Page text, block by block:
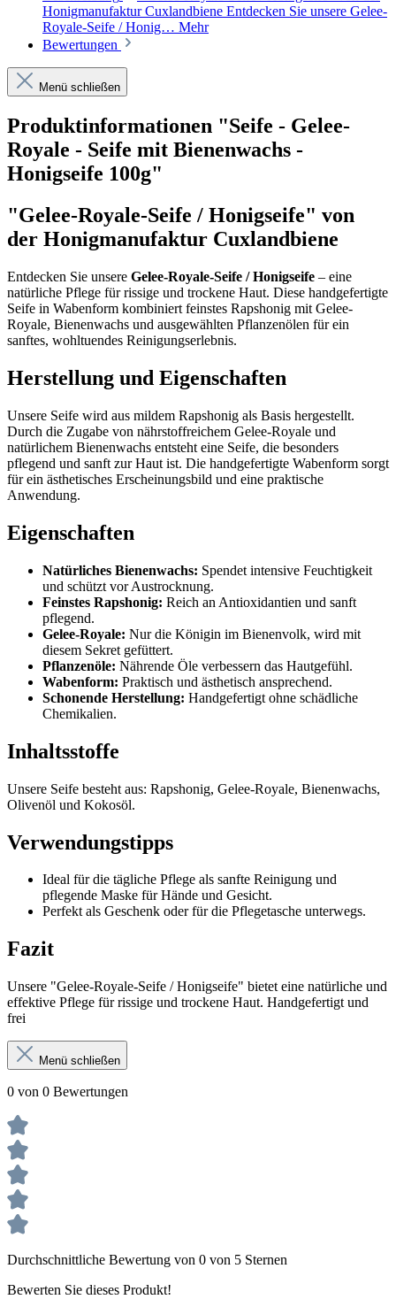
Honigmanufaktur Cuxlandbiene Entdecken Sie unsere Gelee-
Royale-Seife / Honig… Mehr
Bewertungen
Menü schließen
Produktinformationen "Seife - Gelee-
Royale - Seife mit Bienenwachs -
Honigseife 100g"
"Gelee-Royale-Seife / Honigseife" von
der Honigmanufaktur Cuxlandbiene
Entdecken Sie unsere Gelee-Royale-Seife / Honigseife – eine
natürliche Pflege für rissige und trockene Haut. Diese handgefertigte
Seife in Wabenform kombiniert feinstes Rapshonig mit Gelee-
Royale, Bienenwachs und ausgewählten Pflanzenölen für ein
sanftes, wohltuendes Reinigungserlebnis.
Herstellung und Eigenschaften
Unsere Seife wird aus mildem Rapshonig als Basis hergestellt.
Durch die Zugabe von nährstoffreichem Gelee-Royale und
natürlichem Bienenwachs entsteht eine Seife, die besonders
pflegend und sanft zur Haut ist. Die handgefertigte Wabenform sorgt
für ein ästhetisches Erscheinungsbild und eine praktische
Anwendung.
Eigenschaften
Natürliches Bienenwachs: Spendet intensive Feuchtigkeit
und schützt vor Austrocknung.
Feinstes Rapshonig: Reich an Antioxidantien und sanft
pflegend.
Gelee-Royale: Nur die Königin im Bienenvolk, wird mit
diesem Sekret gefüttert.
Pflanzenöle: Nährende Öle verbessern das Hautgefühl.
Wabenform: Praktisch und ästhetisch ansprechend.
Schonende Herstellung: Handgefertigt ohne schädliche
Chemikalien.
Inhaltsstoffe
Unsere Seife besteht aus: Rapshonig, Gelee-Royale, Bienenwachs,
Olivenöl und Kokosöl.
Verwendungstipps
Ideal für die tägliche Pflege als sanfte Reinigung und
pflegende Maske für Hände und Gesicht.
Perfekt als Geschenk oder für die Pflegetasche unterwegs.
Fazit
Unsere "Gelee-Royale-Seife / Honigseife" bietet eine natürliche und
effektive Pflege für rissige und trockene Haut. Handgefertigt und
frei
Menü schließen
0 von 0 Bewertungen
Durchschnittliche Bewertung von 0 von 5 Sternen
Bewerten Sie dieses Produkt!